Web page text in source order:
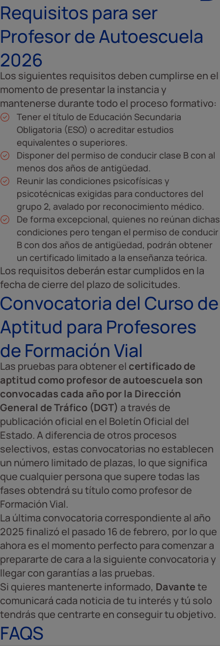
Requisitos para ser
Profesor de Autoescuela
2026
Los siguientes requisitos deben cumplirse en el
momento de presentar la instancia y
mantenerse durante todo el proceso formativo:
Tener el título de Educación Secundaria
Obligatoria (ESO) o acreditar estudios
equivalentes o superiores.
Disponer del permiso de conducir clase B con al
menos dos años de antigüedad.
Reunir las condiciones psicofísicas y
psicotécnicas exigidas para conductores del
grupo 2, avalado por reconocimiento médico.
De forma excepcional, quienes no reúnan dichas
condiciones pero tengan el permiso de conducir
B con dos años de antigüedad, podrán obtener
un certificado limitado a la enseñanza teórica.
Los requisitos deberán estar cumplidos en la
fecha de cierre del plazo de solicitudes.
Convocatoria del Curso de
Aptitud para Profesores
de Formación Vial
Las pruebas para obtener el certificado de
aptitud como profesor de autoescuela son
convocadas cada año por la Dirección
General de Tráfico (DGT) a través de
publicación oficial en el Boletín Oficial del
Estado. A diferencia de otros procesos
selectivos, estas convocatorias no establecen
un número limitado de plazas, lo que significa
que cualquier persona que supere todas las
fases obtendrá su título como profesor de
Formación Vial.
La última convocatoria correspondiente al año
2025 finalizó el pasado 16 de febrero, por lo que
ahora es el momento perfecto para comenzar a
prepararte de cara a la siguiente convocatoria y
llegar con garantías a las pruebas.
Si quieres mantenerte informado, Davantete
comunicará cada noticia de tu interés y tú solo
tendrás que centrarte en conseguir tu objetivo.
FAQS